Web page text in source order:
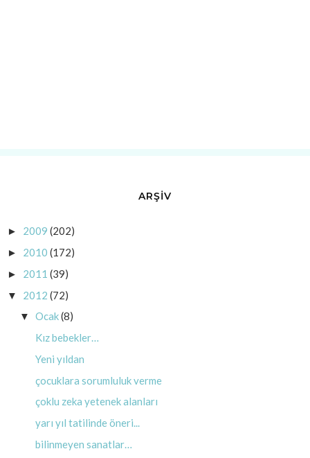
ARŞİV
► 2009 (202)
► 2010 (172)
► 2011 (39)
▼ 2012 (72)
▼ Ocak(8)
Kız bebekler…
Yeni yıldan
çocuklara sorumluluk verme
çoklu zeka yetenek alanları
yarı yıl tatilinde öneri...
bilinmeyen sanatlar…